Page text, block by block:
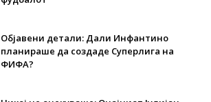
Објавени детали: Дали Инфантино
планираше да создаде Суперлига на
ФИФА?